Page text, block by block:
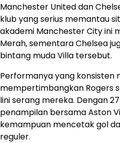
Manchester United dan
klub yang serius memantau
akademi Manchester City ini
Merah, sementara Chelsea
bintang muda Villa tersebut.
Performanya yang konsisten
mempertimbangkan Rogers
lini serang mereka. Dengan
penampilan bersama Aston
kemampuan mencetak gol
reguler.